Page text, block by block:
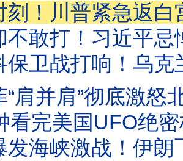
川普紧急返白宫，巴参谋长
打！习近平忌惮美国出兵，直
打响！乌克兰无人机空袭莫斯科
彻底激怒北京！日本88式导弹击沉靶舰！
绝密档案！瞬间消失、隐身变形、UFO追击美
峡激战！伊朗飞弹突袭美军